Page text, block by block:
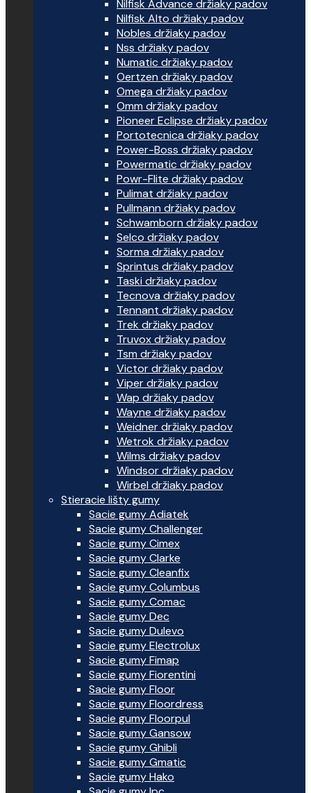
Nilfisk Advance držiaky padov
Nilfisk Alto držiaky padov
Nobles držiaky padov
Nss držiaky padov
Numatic držiaky padov
Oertzen držiaky padov
Omega držiaky padov
Omm držiaky padov
Pioneer Eclipse držiaky padov
Portotecnica držiaky padov
Power-Boss držiaky padov
Powermatic držiaky padov
Powr-Flite držiaky padov
Pulimat držiaky padov
Pullmann držiaky padov
Schwamborn držiaky padov
Selco držiaky padov
Sorma držiaky padov
Sprintus držiaky padov
Taski držiaky padov
Tecnova držiaky padov
Tennant držiaky padov
Trek držiaky padov
Truvox držiaky padov
Tsm držiaky padov
Victor držiaky padov
Viper držiaky padov
Wap držiaky padov
Wayne držiaky padov
Weidner držiaky padov
Wetrok držiaky padov
Wilms držiaky padov
Windsor držiaky padov
Wirbel držiaky padov
Stieracie lišty gumy
Sacie gumy Adiatek
Sacie gumy Challenger
Sacie gumy Cimex
Sacie gumy Clarke
Sacie gumy Cleanfix
Sacie gumy Columbus
Sacie gumy Comac
Sacie gumy Dec
Sacie gumy Dulevo
Sacie gumy Electrolux
Sacie gumy Fimap
Sacie gumy Fiorentini
Sacie gumy Floor
Sacie gumy Floordress
Sacie gumy Floorpul
Sacie gumy Gansow
Sacie gumy Ghibli
Sacie gumy Gmatic
Sacie gumy Hako